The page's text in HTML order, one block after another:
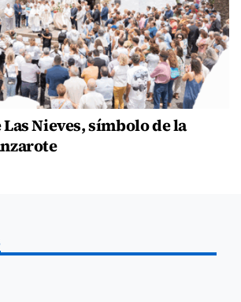
Las Nieves, símbolo de la